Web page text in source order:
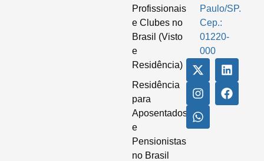
Profissionais
e Clubes no
Brasil (Visto
e
Residência)
Residência
para
Aposentados
e
Pensionistas
no Brasil
Paulo/SP.
Cep.:
01220-
000